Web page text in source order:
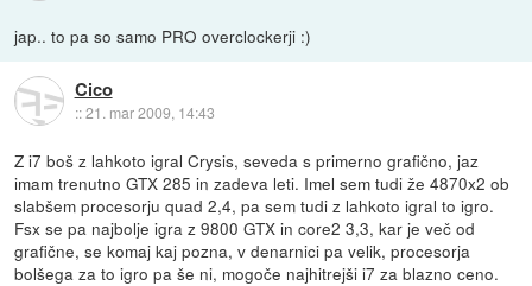
jap.. to pa so samo PRO overclockerji :)
Cico
::21. mar 2009, 14:43
Z i7 boš z lahkoto igral Crysis, seveda s primerno grafično, jaz
imam trenutno GTX 285 in zadeva leti. Imel sem tudi že 4870x2 ob
slabšem procesorju quad 2,4, pa sem tudi z lahkoto igral to igro.
Fsx se pa najbolje igra z 9800 GTX in core2 3,3, kar je več od
grafične, se komaj kaj pozna, v denarnici pa velik, procesorja
bolšega za to igro pa še ni, mogoče najhitrejši i7 za blazno ceno.